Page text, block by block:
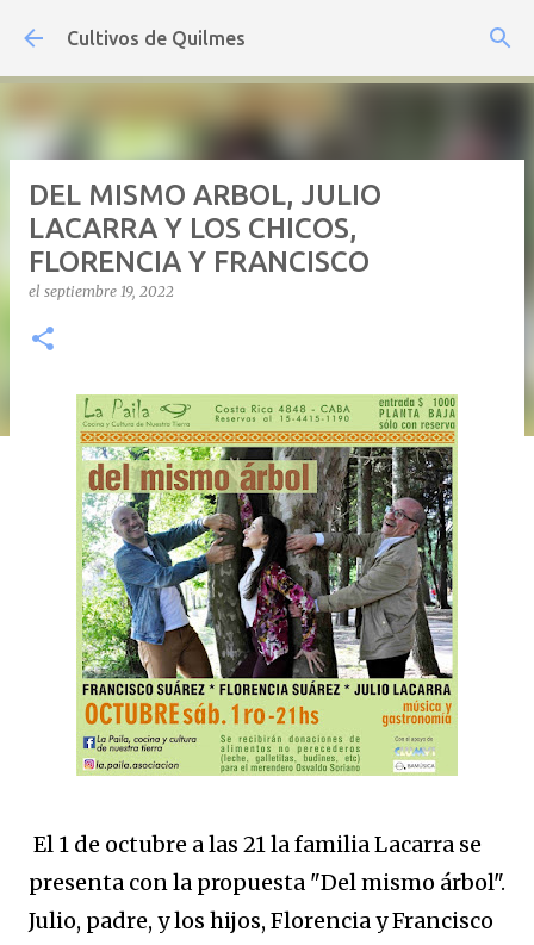
Ir al contenido principal
Cultivos de Quilmes
DEL MISMO ARBOL, JULIO
LACARRA Y LOS CHICOS,
FLORENCIA Y FRANCISCO
el septiembre 19, 2022
El 1 de octubre a las 21 la familia Lacarra se
presenta con la propuesta "Del mismo árbol".
Julio, padre, y los hijos, Florencia y Francisco